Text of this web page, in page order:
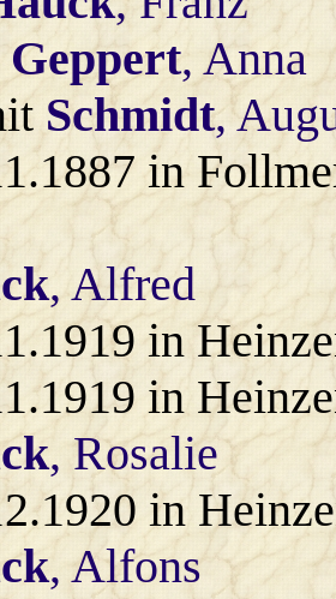
Geppert, Anna
Schmidt,
in
, Alfred
in
in
, Rosalie
in
, Alfons